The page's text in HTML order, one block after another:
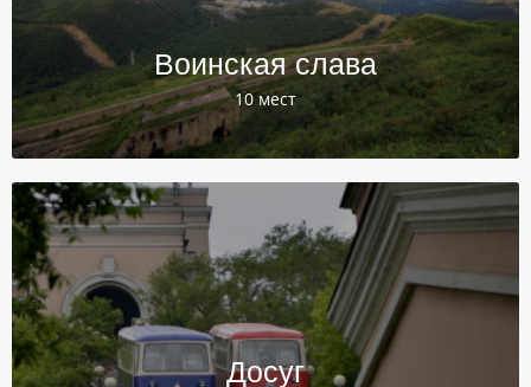
Воинская слава
10 мест
Досуг